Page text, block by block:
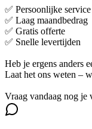
✅ Persoonlijke service
✅ Laag maandbedrag
✅ Gratis offerte
✅ Snelle levertijden
Heb je ergens anders
Laat het ons weten –
Vraag vandaag nog